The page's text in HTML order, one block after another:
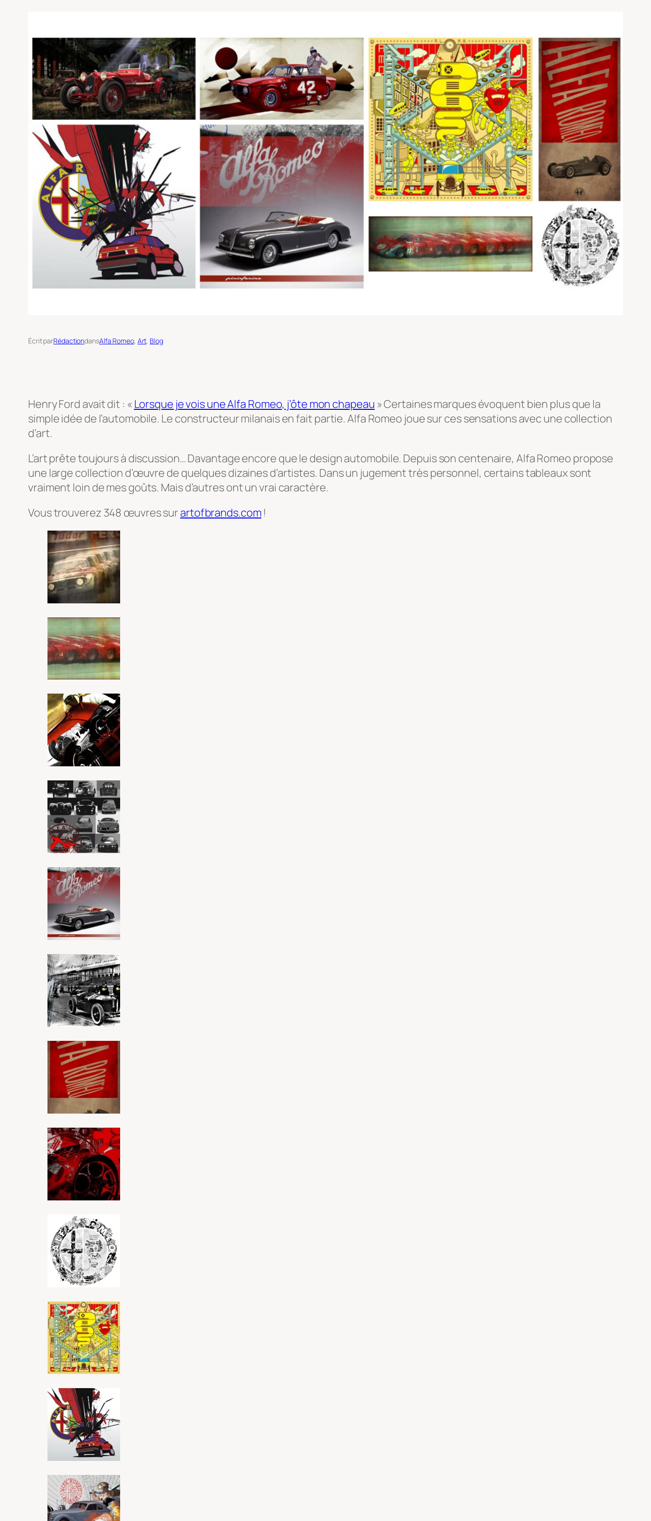
Écrit parRédactiondansAlfa Romeo, Art, Blog
Henry Ford avait dit : « Lorsque je vois une Alfa Romeo, j’ôte mon chapeau » Certaines marques évoquent bien plus que la
simple idée de l’automobile. Le constructeur milanais en fait partie. Alfa Romeo joue sur ces sensations avec une collection
d’art.
L’art prête toujours à discussion… Davantage encore que le design automobile. Depuis son centenaire, Alfa Romeo propose
une large collection d’œuvre de quelques dizaines d’artistes. Dans un jugement très personnel, certains tableaux sont
vraiment loin de mes goûts. Mais d’autres ont un vrai caractère.
Vous trouverez 348 œuvres sur artofbrands.com !